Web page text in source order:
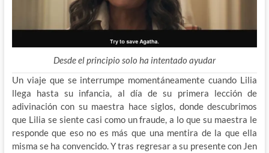
Desde el principio solo ha intentado ayudar
Un viaje que se interrumpe momentáneamente cuando Lilia
llega hasta su infancia, al día de su primera lección de
adivinación con su maestra hace siglos, donde descubrimos
que Lilia se siente casi como un fraude, a lo que su maestra le
responde que eso no es más que una mentira de la que ella
misma se ha convencido. Y tras regresar a su presente con Jen